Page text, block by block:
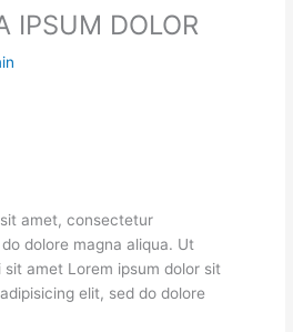
IPSUM DOLOR
amet, consectetur
dolore magna aliqua. Ut
sit amet Lorem ipsum dolor sit
elit, sed do dolore